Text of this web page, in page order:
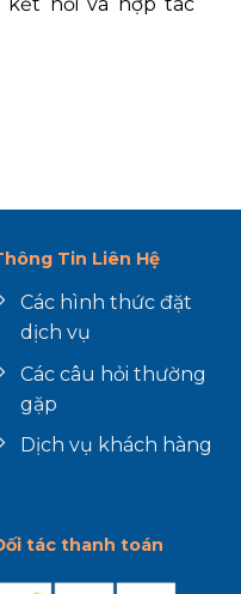
Tin Liên Hệ
Các hình thức đặt
dịch vụ
Các câu hỏi thường
gặp
Dịch vụ khách hàng
tác thanh toán